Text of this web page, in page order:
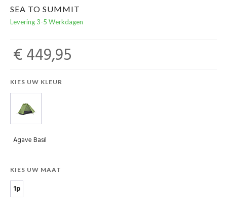
SEA TO SUMMIT
Levering 3-5 Werkdagen
€ 449,95
KIES UW KLEUR
Agave Basil
KIES UW MAAT
1p